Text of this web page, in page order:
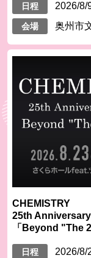
日程 2026/8/
会場 奥州市
CHEMISTRY
25th
「Beyond "The
日程 2026/8/